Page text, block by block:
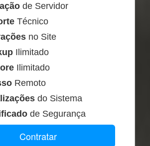
de Servidor
Técnico
no Site
Ilimitado
Ilimitado
Remoto
do Sistema
de Segurança
Contratar